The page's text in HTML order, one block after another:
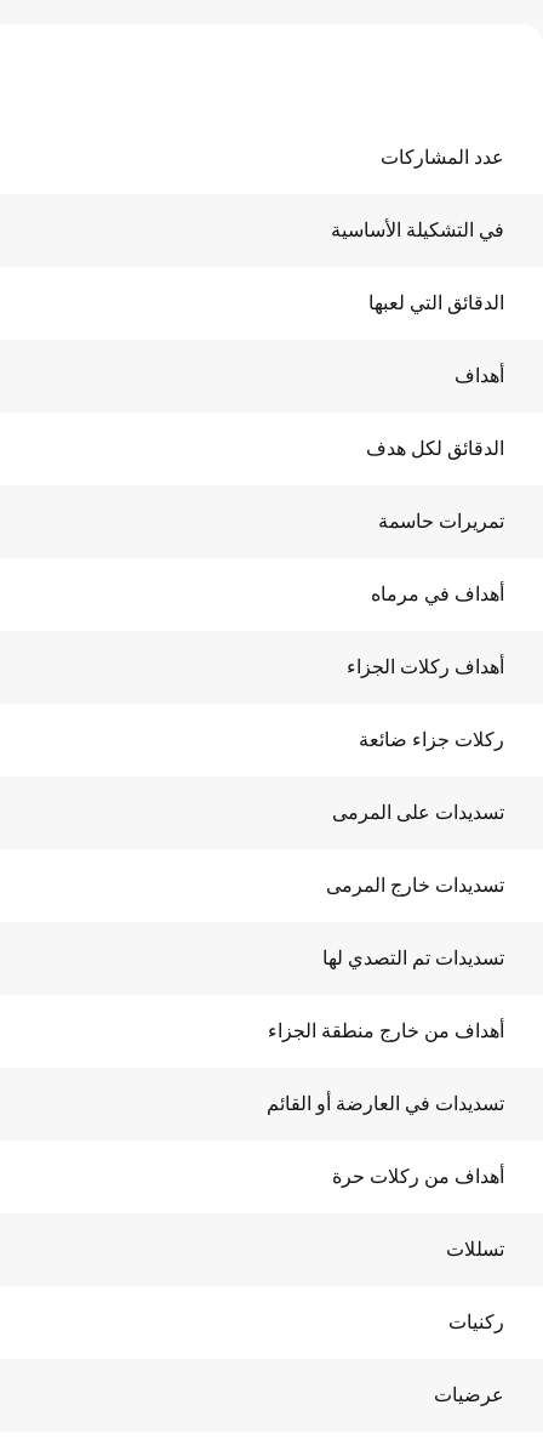
عدد المشاركات
في التشكيلة الأساسية
الدقائق التي لعبها
أهداف
الدقائق لكل هدف
تمريرات حاسمة
أهداف في مرماه
أهداف ركلات الجزاء
ركلات جزاء ضائعة
تسديدات على المرمى
تسديدات خارج المرمى
تسديدات تم التصدي لها
أهداف من خارج منطقة الجزاء
تسديدات في العارضة أو القائم
أهداف من ركلات حرة
تسللات
ركنيات
عرضيات